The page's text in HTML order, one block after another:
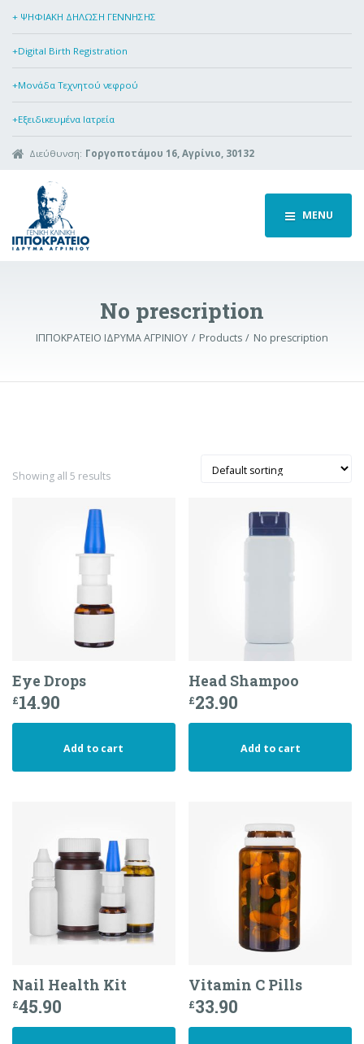
+ ΨΗΦΙΑΚΗ ΔΗΛΩΣΗ ΓΕΝΝΗΣΗΣ
+Digital Birth Registration
+Μονάδα Τεχνητού νεφρού
+Εξειδικευμένα Ιατρεία
Διεύθυνση: Γοργοποτάμου 16, Αγρίνιο, 30132
MENU
No prescription
ΙΠΠΟΚΡΑΤΕΙΟ ΙΔΡΥΜΑ ΑΓΡΙΝΙΟΥ Products No prescription
Showing all 5 results
Eye Drops
£14.90
Add to cart
Head Shampoo
£23.90
Add to cart
Nail Health Kit
£45.90
Vitamin C Pills
£33.90